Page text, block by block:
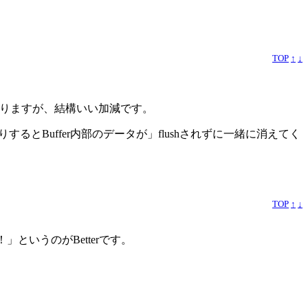
TOP ↑ ↓
ますが、結構いい加減です。
るとBuffer内部のデータが」flushされずに一緒に消えてく
TOP ↑ ↓
というのがBetterです。